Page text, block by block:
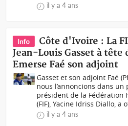
il y a 4 ans
Info
Côte d'Ivoire : La
Jean-Louis Gasset à tête
Emerse Faé son adjoint
Gasset et son adjoint Faé
nous l’annoncions dans
président de la Fédération
(FIF), Yacine Idriss Diallo, a
il y a 4 ans